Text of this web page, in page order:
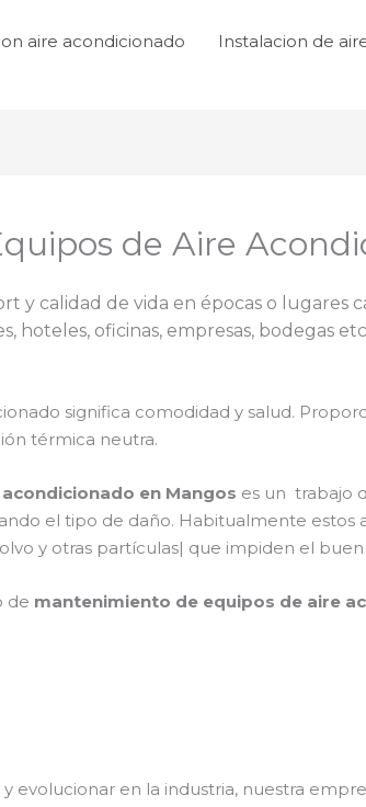
aire acondicionado Instalacion de
de Aire
y calidad de vida en épocas o lugares
hoteles, oficinas, empresas, bodegas
significa comodidad y salud.
térmica neutra.
en Mangos es un trabajo
el tipo de daño. Habitualmente
y otras partículas| que impiden el
de mantenimiento de equipos de aire
evolucionar en la industria, nuestra